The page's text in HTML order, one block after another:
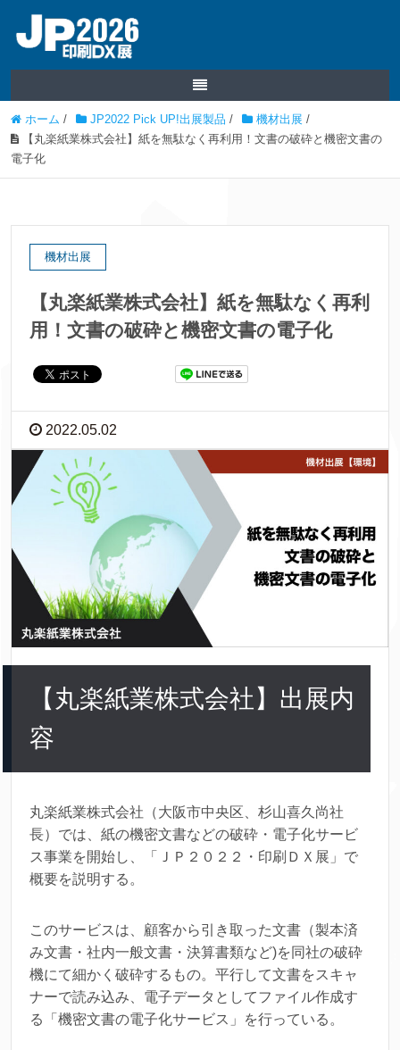
ホーム / JP2022 Pick UP!出展製品 / 機材出展 /
【丸楽紙業株式会社】紙を無駄なく再利用！文書の破砕と機密文書の
電子化
機材出展
【丸楽紙業株式会社】紙を無駄なく再利
用！文書の破砕と機密文書の電子化
2022.05.02
【丸楽紙業株式会社】出展内
容
丸楽紙業株式会社（大阪市中央区、杉山喜久尚社
長）では、紙の機密文書などの破砕・電子化サービ
ス事業を開始し、「ＪＰ２０２２・印刷ＤＸ展」で
概要を説明する。
このサービスは、顧客から引き取った文書（製本済
み文書・社内一般文書・決算書類など)を同社の破砕
機にて細かく破砕するもの。平行して文書をスキャ
ナーで読み込み、電子データとしてファイル作成す
る「機密文書の電子化サービス」を行っている。